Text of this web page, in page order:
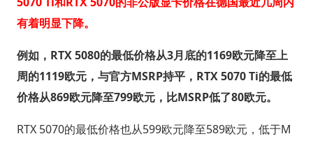
有着明显下降。
例如，RTX 5080的最低价格从3月底的1169欧元降至上
周的1119欧元，与官方MSRP持平，RTX 5070 Ti的最低
价格从869欧元降至799欧元，比MSRP低了80欧元。
RTX 5070的最低价格也从599欧元降至589欧元，低于M